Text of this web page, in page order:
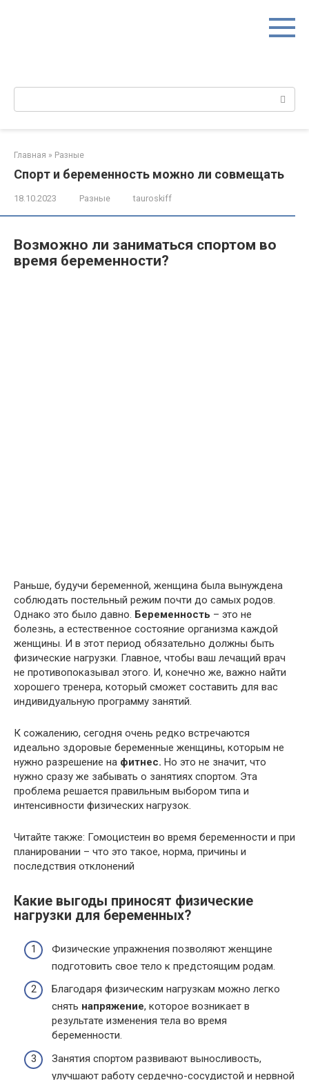
Поиск:
Главная » Разные
Спорт и беременность можно ли совмещать
18.10.2023 Разные tauroskiff
Возможно ли заниматься спортом во
время беременности?
Раньше, будучи беременной, женщина была вынуждена
соблюдать постельный режим почти до самых родов.
Однако это было давно. Беременность – это не
болезнь, а естественное состояние организма каждой
женщины. И в этот период обязательно должны быть
физические нагрузки. Главное, чтобы ваш лечащий врач
не противопоказывал этого. И, конечно же, важно найти
хорошего тренера, который сможет составить для вас
индивидуальную программу занятий.
К сожалению, сегодня очень редко встречаются
идеально здоровые беременные женщины, которым не
нужно разрешение на фитнес. Но это не значит, что
нужно сразу же забывать о занятиях спортом. Эта
проблема решается правильным выбором типа и
интенсивности физических нагрузок.
Читайте также: Гомоцистеин во время беременности и при
планировании – что это такое, норма, причины и
последствия отклонений
Какие выгоды приносят физические
нагрузки для беременных?
Физические упражнения позволяют женщине
подготовить свое тело к предстоящим родам.
Благодаря физическим нагрузкам можно легко
снять напряжение, которое возникает в
результате изменения тела во время
беременности.
Занятия спортом развивают выносливость,
улучшают работу сердечно-сосудистой и нервной